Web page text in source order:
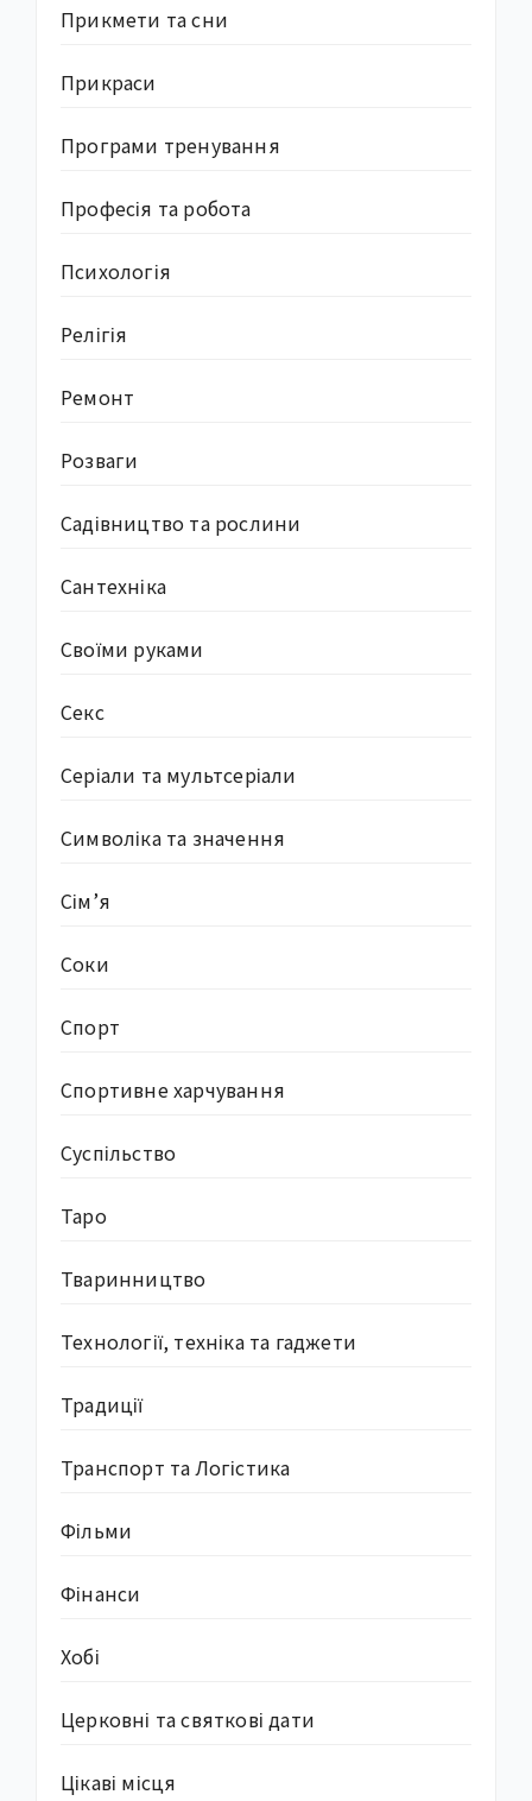
Прикмети та сни
Прикраси
Програми тренування
Професія та робота
Психологія
Релігія
Ремонт
Розваги
Садівництво та рослини
Сантехніка
Своїми руками
Секс
Серіали та мультсеріали
Символіка та значення
Сім’я
Соки
Спорт
Спортивне харчування
Суcпільство
Таро
Тваринництво
Технології, техніка та гаджети
Традиції
Транспорт та Логістика
Фільми
Фінанси
Хобі
Церковні та святкові дати
Цікаві місця